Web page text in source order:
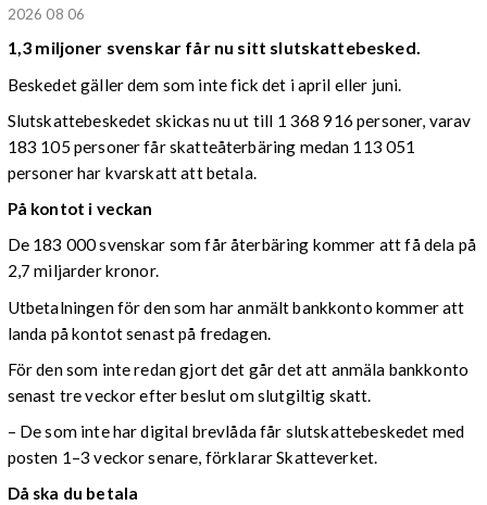
2026 08 06
1,3 miljoner svenskar får nu sitt slutskattebesked.
Beskedet gäller dem som inte fick det i april eller juni.
Slutskattebeskedet skickas nu ut till 1 368 916 personer, varav
183 105 personer får skatteåterbäring medan 113 051
personer har kvarskatt att betala.
På kontot i veckan
De 183 000 svenskar som får återbäring kommer att få dela på
2,7 miljarder kronor.
Utbetalningen för den som har anmält bankkonto kommer att
landa på kontot senast på fredagen.
För den som inte redan gjort det går det att anmäla bankkonto
senast tre veckor efter beslut om slutgiltig skatt.
– De som inte har digital brevlåda får slutskattebeskedet med
posten 1–3 veckor senare, förklarar Skatteverket.
Då ska du betala